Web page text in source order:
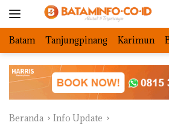
Batam Tanjungpinang Karimun
Beranda Info Update